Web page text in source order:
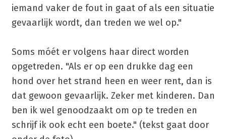
iemand vaker de fout in gaat of als een situatie
gevaarlijk wordt, dan treden we wel op."
Soms móét er volgens haar direct worden
opgetreden. "Als er op een drukke dag een
hond over het strand heen en weer rent, dan is
dat gewoon gevaarlijk. Zeker met kinderen. Dan
ben ik wel genoodzaakt om op te treden en
schrijf ik ook echt een boete." (tekst gaat door